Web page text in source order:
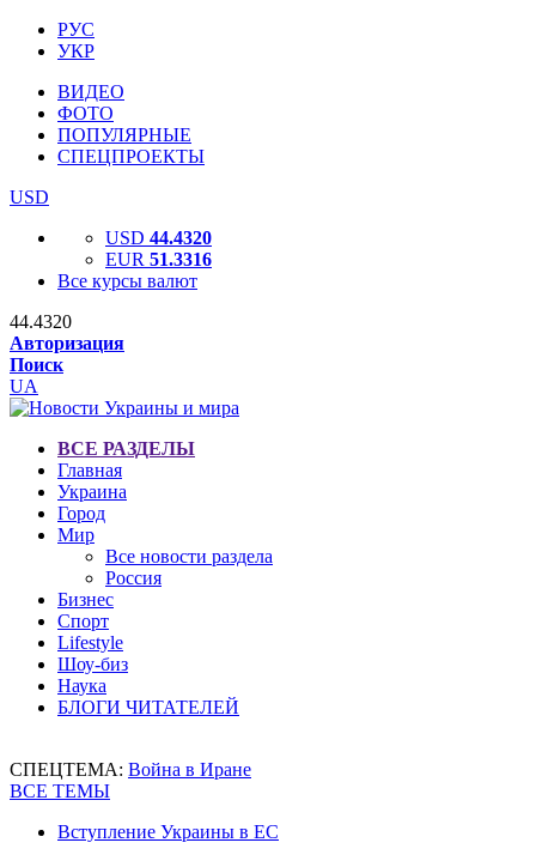
РУС
УКР
ВИДЕО
ФОТО
ПОПУЛЯРНЫЕ
СПЕЦПРОЕКТЫ
USD
USD 44.4320
EUR 51.3316
Все курсы валют
44.4320
Авторизация
Поиск
UA
ВСЕ РАЗДЕЛЫ
Главная
Украина
Город
Мир
Все новости раздела
Россия
Бизнес
Спорт
Lifestyle
Шоу-биз
Наука
БЛОГИ ЧИТАТЕЛЕЙ
СПЕЦТЕМА: Война в Иране
ВСЕ ТЕМЫ
Вступление Украины в ЕС